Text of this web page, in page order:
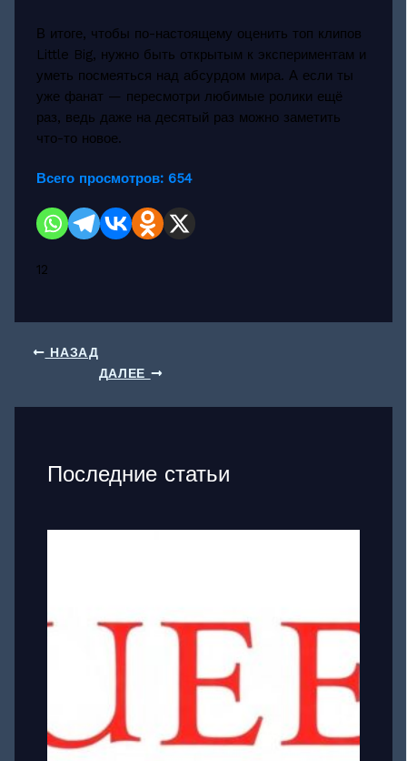
В итоге, чтобы по-настоящему оценить топ клипов
Little Big, нужно быть открытым к экспериментам и
уметь посмеяться над абсурдом мира. А если ты
уже фанат — пересмотри любимые ролики ещё
раз, ведь даже на десятый раз можно заметить
что-то новое.
Всего просмотров: 654
12
НАЗАД
ДАЛЕЕ
Последние статьи